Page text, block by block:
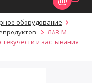
оборудование
ЛАЗ-М
и застывания